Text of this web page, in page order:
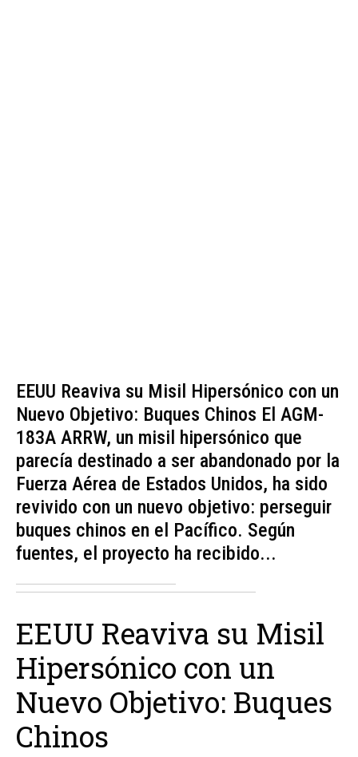
EEUU Reaviva su Misil Hipersónico con un
Nuevo Objetivo: Buques Chinos El AGM-
183A ARRW, un misil hipersónico que
parecía destinado a ser abandonado por la
Fuerza Aérea de Estados Unidos, ha sido
revivido con un nuevo objetivo: perseguir
buques chinos en el Pacífico. Según
fuentes, el proyecto ha recibido...
EEUU Reaviva su Misil
Hipersónico con un
Nuevo Objetivo: Buques
Chinos